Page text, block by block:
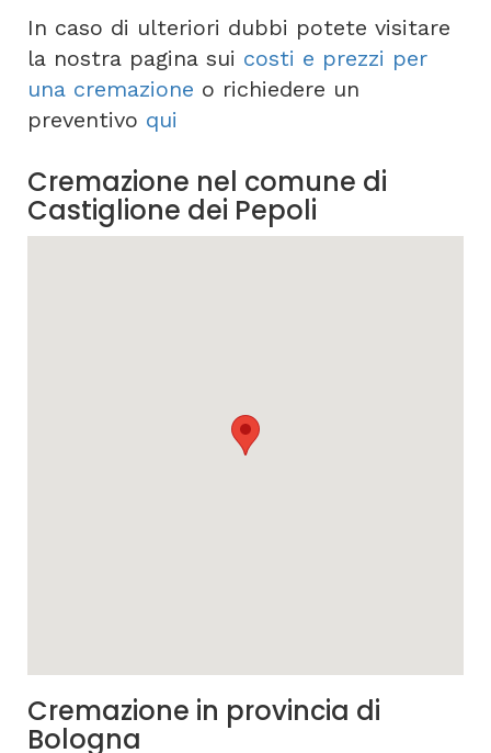
In caso di ulteriori dubbi potete visitare
la nostra pagina sui costi e prezzi per
una cremazione o richiedere un
preventivo qui
Cremazione nel comune di
Castiglione dei Pepoli
Cremazione in provincia di
Bologna